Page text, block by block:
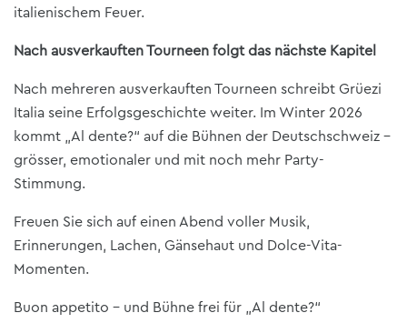
italienischem Feuer.
Nach ausverkauften Tourneen folgt das nächste Kapitel
Nach mehreren ausverkauften Tourneen schreibt Grüezi
Italia seine Erfolgsgeschichte weiter. Im Winter 2026
kommt „Al dente?“ auf die Bühnen der Deutschschweiz –
grösser, emotionaler und mit noch mehr Party-
Stimmung.
Freuen Sie sich auf einen Abend voller Musik,
Erinnerungen, Lachen, Gänsehaut und Dolce-Vita-
Momenten.
Buon appetito – und Bühne frei für „Al dente?“